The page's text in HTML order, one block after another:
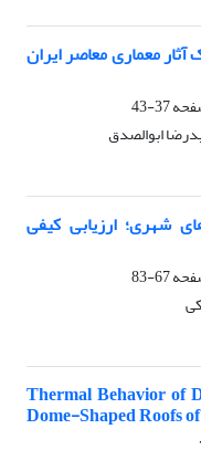
معماری معاصر ایران
37-43
ابوالصدق
شهری؛ ارزیابی کیفی
67-83
Thermal Behavior of
Dome-Shaped Roofs